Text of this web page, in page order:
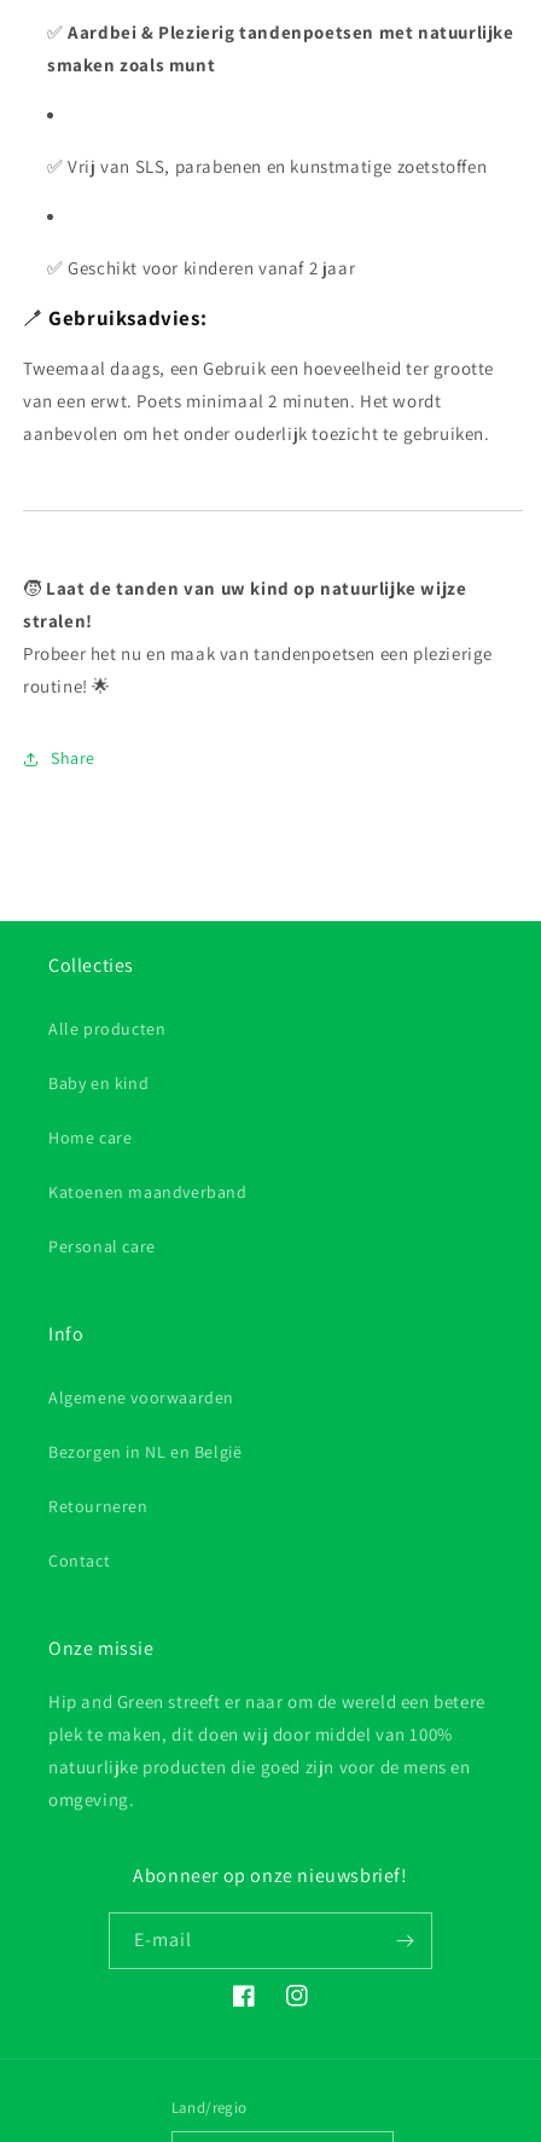
✅Aardbei & Plezierig tandenpoetsen met natuurlijke
smaken zoals munt
✅ Vrij van SLS, parabenen en kunstmatige zoetstoffen
✅ Geschikt voor kinderen vanaf 2 jaar
🪥Gebruiksadvies:
Tweemaal daags, een Gebruik een hoeveelheid ter grootte
van een erwt. Poets minimaal 2 minuten. Het wordt
aanbevolen om het onder ouderlijk toezicht te gebruiken.
🧒 Laat de tanden van uw kind op natuurlijke wijze
stralen!
Probeer het nu en maak van tandenpoetsen een plezierige
routine! 🌟
Share
Collecties
Alle producten
Baby en kind
Home care
Katoenen maandverband
Personal care
Info
Algemene voorwaarden
Bezorgen in NL en België
Retourneren
Contact
Onze missie
Hip and Green streeft er naar om de wereld een betere
plek te maken, dit doen wij door middel van 100%
natuurlijke producten die goed zijn voor de mens en
omgeving.
Abonneer op onze nieuwsbrief!
E‑mail
FacebookInstagram
Land/regio